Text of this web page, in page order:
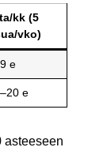
kk (5
vko)
e
e
asteeseen